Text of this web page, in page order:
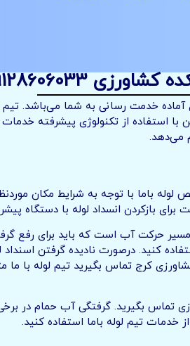
ارزان و سریع
خدمت رسانی به شما می‌باشد. تیم
استفاده از تکنولوژی پیشرفته
می‌دهد.
باما با توجه به شرایط مکان
بازکردن انسداد لوله با دستگاه
حرکت آب است که باید برای رفع
کنید. درصورت نادیده گرفتن
کرج تماس بگیرید تیم لوله با
تماس بگیرید. گرفتگی آب حمام در
خدمات تیم لوله باما استفاده کنید.